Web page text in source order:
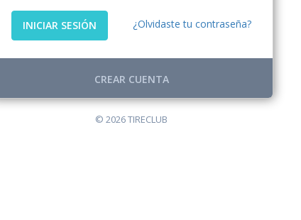
INICIAR SESIÓN ¿Olvidaste tu contraseña?
CREAR CUENTA
© 2026 TIRECLUB